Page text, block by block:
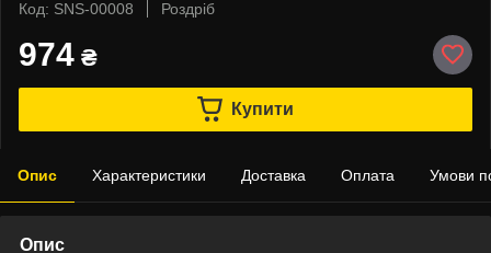
Код: SNS-00008
Роздріб
974 ₴
Купити
Опис Характеристики Доставка Оплата Умови
Опис